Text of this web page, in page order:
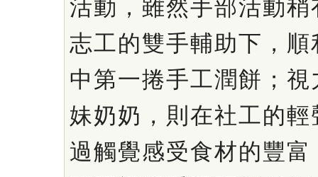
活動，雖然手部活動
志工的雙手輔助下，
中第一捲手工潤餅；
妹奶奶，則在社工的
過觸覺感受食材的豐